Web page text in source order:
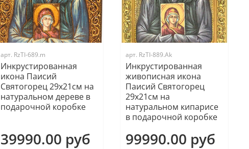
арт. RzTI-689.m
Инкрустированная
икона Паисий
Святогорец 29х21см на
натуральном дереве в
подарочной коробке
39990.00 руб
арт. RzTI-889.Ak
Инкрустированная
живописная икона
Паисий Святогорец
29х21см на
натуральном кипарисе
в подарочной коробке
99990.00 руб